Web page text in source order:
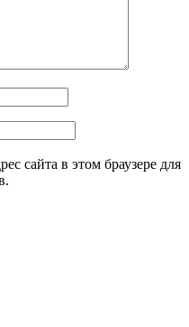
сайта в этом браузере для